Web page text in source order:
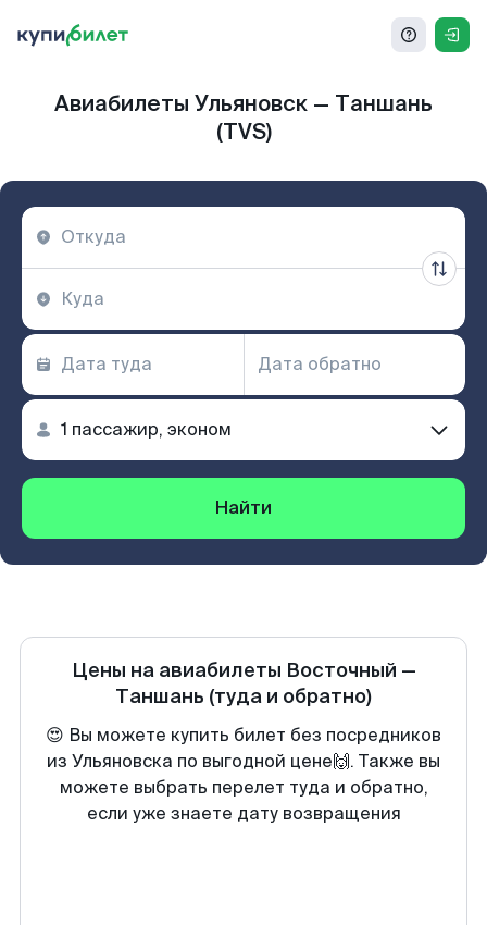
Авиабилеты Ульяновск — Таншань
(TVS)
Найти
Цены на авиабилеты Восточный —
Таншань (туда и обратно)
😍 Вы можете купить билет без посредников
из Ульяновска по выгодной цене🙌. Также вы
можете выбрать перелет туда и обратно,
если уже знаете дату возвращения